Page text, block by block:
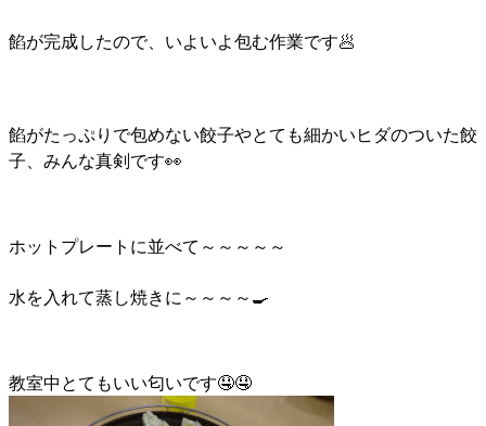
餡が完成したので、いよいよ包む作業です🥟
餡がたっぷりで包めない餃子やとても細かいヒダのついた餃
子、みんな真剣です👀
ホットプレートに並べて～～～～～
水を入れて蒸し焼きに～～～～🍳
教室中とてもいい匂いです🤤🤤